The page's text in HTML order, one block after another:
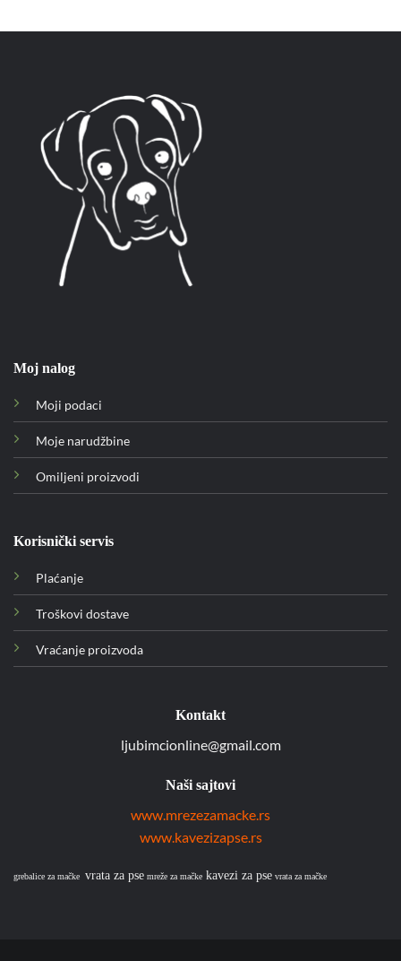
Moj nalog
Moji podaci
Moje narudžbine
Omiljeni proizvodi
Korisnički servis
Plaćanje
Troškovi dostave
Vraćanje proizvoda
Kontakt
ljubimcionline@gmail.com
Naši sajtovi
www.mrezezamacke.rs
www.kavezizapse.rs
grebalice za mačke vrata za pse mreže za mačke kavezi za pse vrata za mačke